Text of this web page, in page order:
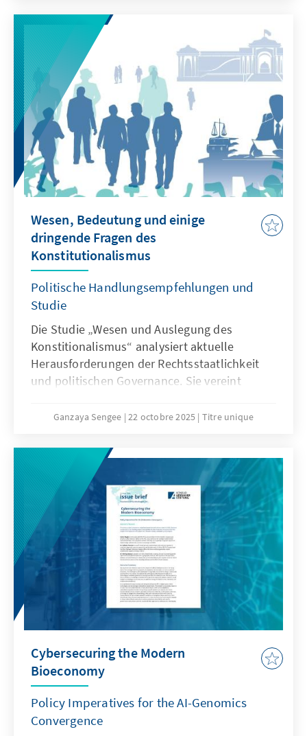
Wesen, Bedeutung und einige
dringende Fragen des
Konstitutionalismus
Politische Handlungsempfehlungen und
Studie
Die Studie „Wesen und Auslegung des
Konstitionalismus“ analysiert aktuelle
Herausforderungen der Rechtsstaatlichkeit
und politischen Governance. Sie vereint
mongolischer Universitäten und bietet
Ganzaya Sengee 22 octobre 2025 Titre unique
Cybersecuring the Modern
Bioeconomy
Policy Imperatives for the AI-Genomics
Convergence